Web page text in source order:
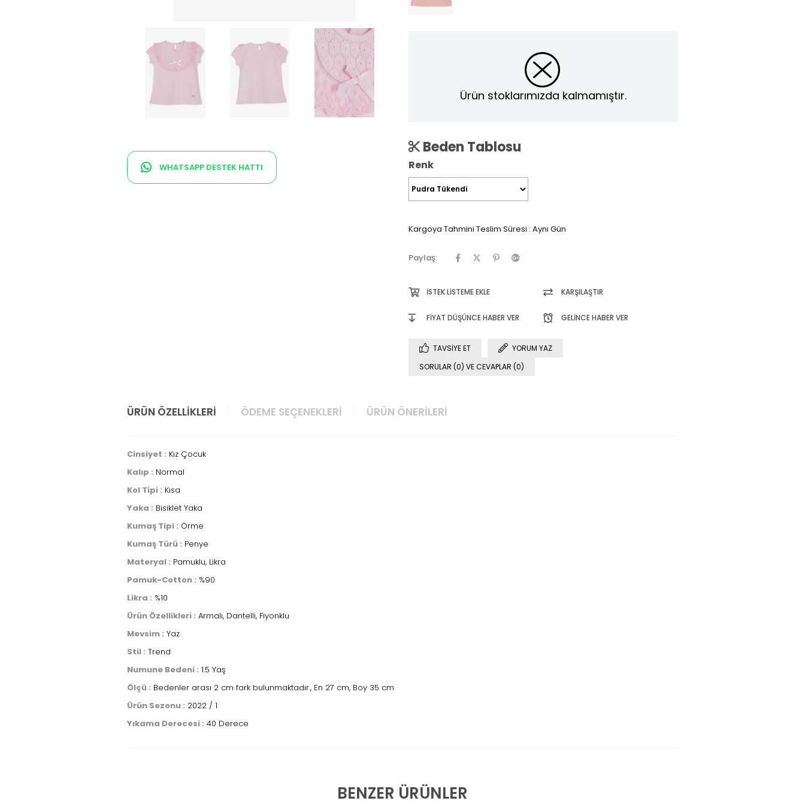
WHATSAPP DESTEK HATTI
Ürün stoklarımızda kalmamıştır.
Beden Tablosu
Renk
Kargoya Tahmini Teslim Süresi : Aynı Gün
Paylaş:
İSTEK LISTEME EKLE KARŞILAŞTIR
FIYAT DÜŞÜNCE HABER VER GELINCE HABER VER
TAVSIYE ET
YORUM YAZ
SORULAR (0) VE CEVAPLAR (0)
ÜRÜN ÖZELLIKLERI ÖDEME SEÇENEKLERI ÜRÜN ÖNERILERI
Cinsiyet : Kız Çocuk
Kalıp : Normal
Kol Tipi : Kısa
Yaka : Bisiklet Yaka
Kumaş Tipi : Örme
Kumaş Türü : Penye
Materyal : Pamuklu, Likra
Pamuk-Cotton : %90
Likra : %10
Ürün Özellikleri : Armalı, Dantelli, Fiyonklu
Mevsim : Yaz
Stil : Trend
Numune Bedeni : 1.5 Yaş
Ölçü : Bedenler arası 2 cm fark bulunmaktadır., En 27 cm, Boy 35 cm
Ürün Sezonu : 2022 / 1
Yıkama Derecesi : 40 Derece
BENZER ÜRÜNLER